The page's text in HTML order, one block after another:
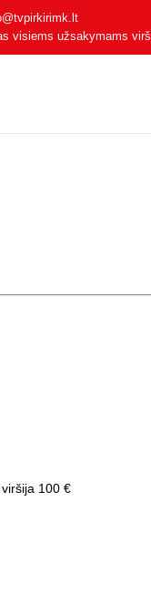
visiems užsakymams virš
viršija 100 €